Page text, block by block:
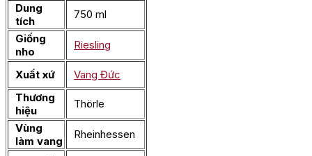
Dung
tích
750 ml
Giống
nho
Riesling
Xuất xứ
Vang Đức
Thương
hiệu
Thörle
Vùng
làm vang
Rheinhessen